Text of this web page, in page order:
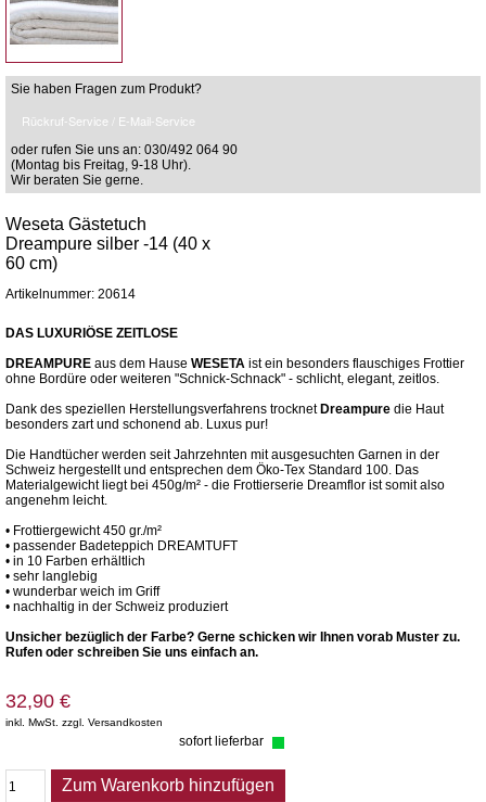
Sie haben Fragen zum Produkt?
Rückruf-Service / E-Mail-Service
oder rufen Sie uns an: 030/492 064 90
(Montag bis Freitag, 9-18 Uhr).
Wir beraten Sie gerne.
Weseta Gästetuch
Dreampure silber -14 (40 x
60 cm)
Artikelnummer: 20614
DAS LUXURIÖSE ZEITLOSE
DREAMPURE aus dem Hause WESETA ist ein besonders flauschiges Frottier
ohne Bordüre oder weiteren "Schnick-Schnack" - schlicht, elegant, zeitlos.
Dank des speziellen Herstellungsverfahrens trocknet Dreampure die Haut
besonders zart und schonend ab. Luxus pur!
Die Handtücher werden seit Jahrzehnten mit ausgesuchten Garnen in der
Schweiz hergestellt und entsprechen dem Öko-Tex Standard 100. Das
Materialgewicht liegt bei 450g/m² - die Frottierserie Dreamflor ist somit also
angenehm leicht.
• Frottiergewicht 450 gr./m²
• passender Badeteppich DREAMTUFT
• in 10 Farben erhältlich
• sehr langlebig
• wunderbar weich im Griff
• nachhaltig in der Schweiz produziert
Unsicher bezüglich der Farbe? Gerne schicken wir Ihnen vorab Muster zu.
Rufen oder schreiben Sie uns einfach an.
32,90 €
inkl. MwSt. zzgl. Versandkosten
sofort lieferbar
Zum Warenkorb hinzufügen